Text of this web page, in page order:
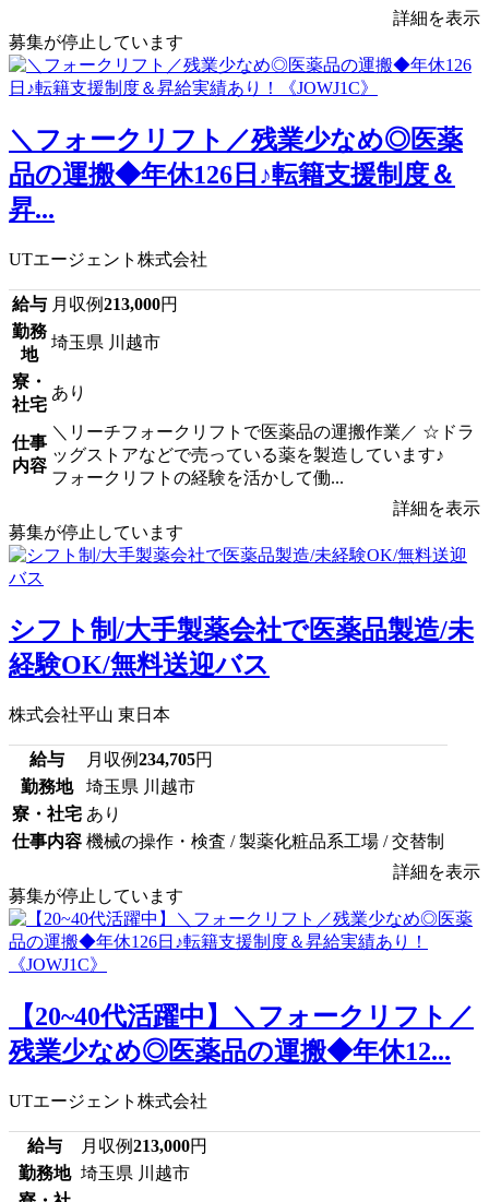
詳細を表示
募集が停止しています
＼フォークリフト／残業少なめ◎医薬
品の運搬◆年休126日♪転籍支援制度＆
昇...
UTエージェント株式会社
給与 月収例213,000円
勤務
地
埼玉県 川越市
寮・
社宅
あり
仕事
内容
＼リーチフォークリフトで医薬品の運搬作業／ ☆ドラ
ッグストアなどで売っている薬を製造しています♪
フォークリフトの経験を活かして働...
詳細を表示
募集が停止しています
シフト制/大手製薬会社で医薬品製造/未
経験OK/無料送迎バス
株式会社平山 東日本
給与 月収例234,705円
勤務地
埼玉県 川越市
寮・社宅 あり
仕事内容 機械の操作・検査 / 製薬化粧品系工場 / 交替制
詳細を表示
募集が停止しています
【20~40代活躍中】＼フォークリフト／
残業少なめ◎医薬品の運搬◆年休12...
UTエージェント株式会社
給与 月収例213,000円
勤務地 埼玉県 川越市